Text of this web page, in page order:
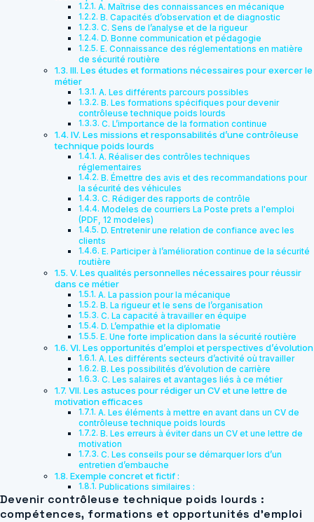
A. Maîtrise des connaissances en mécanique
B. Capacités d’observation et de diagnostic
C. Sens de l’analyse et de la rigueur
D. Bonne communication et pédagogie
E. Connaissance des réglementations en matière
de sécurité routière
III. Les études et formations nécessaires pour exercer le
métier
A. Les différents parcours possibles
B. Les formations spécifiques pour devenir
contrôleuse technique poids lourds
C. L’importance de la formation continue
IV. Les missions et responsabilités d’une contrôleuse
technique poids lourds
A. Réaliser des contrôles techniques
réglementaires
B. Émettre des avis et des recommandations pour
la sécurité des véhicules
C. Rédiger des rapports de contrôle
Modeles de courriers La Poste prets a l'emploi
(PDF, 12 modeles)
D. Entretenir une relation de confiance avec les
clients
E. Participer à l’amélioration continue de la sécurité
routière
V. Les qualités personnelles nécessaires pour réussir
dans ce métier
A. La passion pour la mécanique
B. La rigueur et le sens de l’organisation
C. La capacité à travailler en équipe
D. L’empathie et la diplomatie
E. Une forte implication dans la sécurité routière
VI. Les opportunités d’emploi et perspectives d’évolution
A. Les différents secteurs d’activité où travailler
B. Les possibilités d’évolution de carrière
C. Les salaires et avantages liés à ce métier
VII. Les astuces pour rédiger un CV et une lettre de
motivation efficaces
A. Les éléments à mettre en avant dans un CV de
contrôleuse technique poids lourds
B. Les erreurs à éviter dans un CV et une lettre de
motivation
C. Les conseils pour se démarquer lors d’un
entretien d’embauche
Exemple concret et fictif :
Publications similaires :
Devenir contrôleuse technique poids lourds :
compétences, formations et opportunités d’emploi